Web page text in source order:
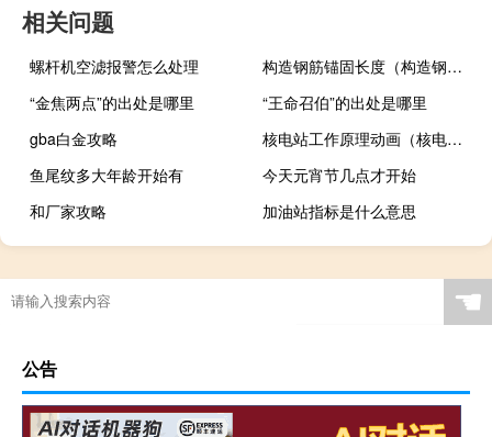
相关问题
螺杆机空滤报警怎么处理
构造钢筋锚固长度（构造钢筋）
“金焦两点”的出处是哪里
“王命召伯”的出处是哪里
gba白金攻略
核电站工作原理动画（核电站工作原理）
鱼尾纹多大年龄开始有
今天元宵节几点才开始
和厂家攻略
加油站指标是什么意思
☚
公告